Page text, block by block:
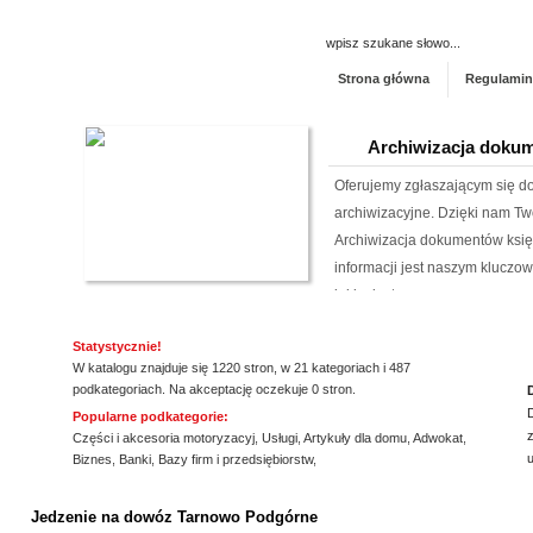
Strona główna
Archiwizacja
Oferujemy zgłaszającym się
archiwizacyjne. Dzięki nam
Archiwizacja dokumentów
informacji jest naszym
jakim jest ...
Akredytowane laboratorium
środowisku pracy i nie tylko.
Statystycznie!
W katalogu znajduje się 1220 stron, w 21 kategoriach i 487
podkategoriach. Na akceptację oczekuje 0 stron.
Popularne podkategorie:
Części i akcesoria motoryzacyj Usługi Artykuły dla domu Adwokat
Biznes
Banki Bazy firm i przedsiębiorstw,
Jedzenie na dowóz Tarnowo Podgórne